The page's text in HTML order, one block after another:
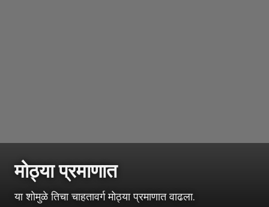
मोठ्या प्रमाणात
या शोमुळे तिचा चाहतावर्ग मोठ्या प्रमाणात वाढला.